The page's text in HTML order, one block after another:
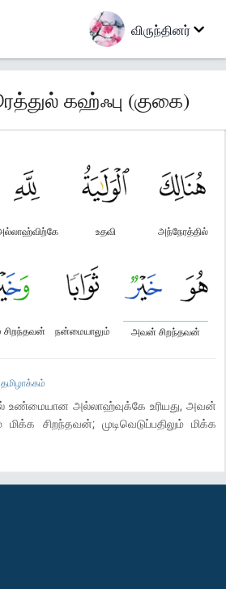
விருந்தினர்
கஹ்ஃபு (குகை)
அந்நேரத்தில்
உதவி
அவன் சிறந்தவன்
நன்மையாலும்
உண்மையான அல்லாஹ்வுக்கே உரியது, அவன்
மிக்க சிறந்தவன்; முடிவெடுப்பதிலும் மிக்க